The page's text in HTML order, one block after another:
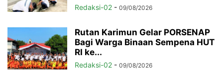
Redaksi-02 - 09/08/2026
Rutan Karimun Gelar PORSENAP
Bagi Warga Binaan Sempena HUT
RI ke...
Redaksi-02 - 09/08/2026